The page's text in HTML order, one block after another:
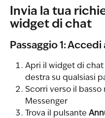
Invia la tua
widget di chat
Passaggio 1:
Apri il widget di
destra su qualsiasi
Scorri verso il basso
Messenger
Trova il pulsante